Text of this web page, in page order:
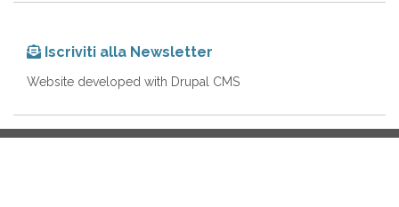
Iscriviti alla Newsletter
Website developed with Drupal CMS